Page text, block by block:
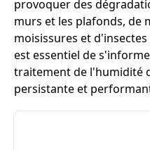
provoquer des
murs et les plafonds, de
moisissures et
est essentiel de
traitement de l'humidité
persistante et